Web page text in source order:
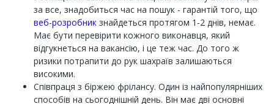
за все, знадобиться час на пошук - гарантій того, що
веб-розробник знайдеться протягом 1-2 днів, немає.
Має бути перевірити кожного виконавця, який
відгукнеться на вакансію, і це теж час. До того ж
ризики потрапити до рук шахраїв залишаються
високими.
Співпраця з біржею фрілансу. Один із найпопулярніших
способів на сьогоднішній день. Він має дві основні